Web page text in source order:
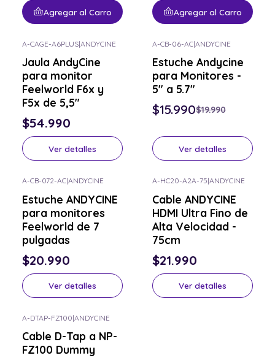
Agregar al Carro Agregar al Carro
A-CAGE-A6PLUS|ANDYCINE
Jaula AndyCine
para monitor
Feelworld F6x y
F5x de 5,5"
$54.990
Ver detalles
Consulta por el tuyo
A-CB-06-AC|ANDYCINE
Estuche Andycine
para Monitores -
5" a 5.7"
$15.990$19.990
Ver detalles
A-CB-072-AC|ANDYCINE
Estuche ANDYCINE
para monitores
Feelworld de 7
pulgadas
$20.990
Ver detalles
A-HC20-A2A-75|ANDYCINE
Cable ANDYCINE
HDMI Ultra Fino de
Alta Velocidad -
75cm
$21.990
Ver detalles
Consulta por el tuyo
A-DTAP-FZ100|ANDYCINE
Cable D-Tap a NP-
FZ100 Dummy